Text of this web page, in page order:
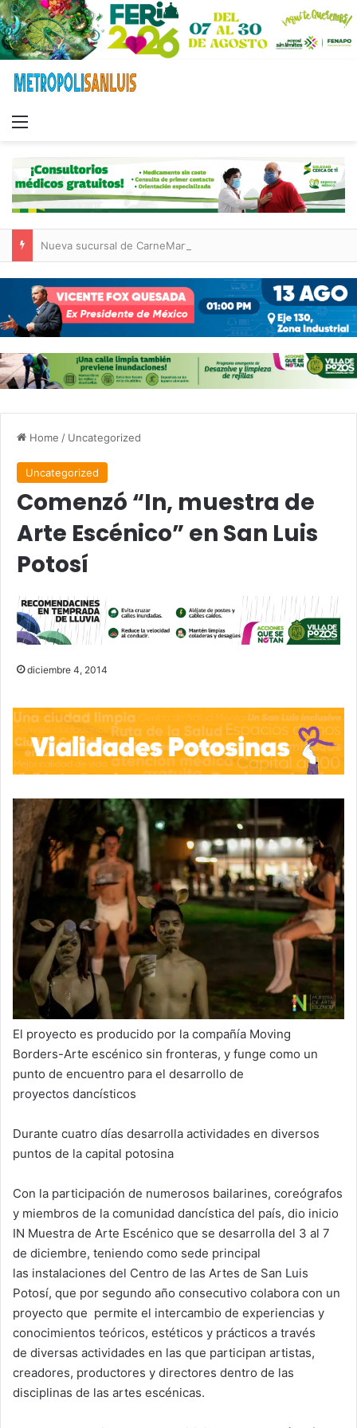
Home / Uncategorized
Uncategorized
Comenzó “In, muestra de
Arte Escénico” en San Luis
Potosí
diciembre 4, 2014
El proyecto es producido por la compañía Moving
Borders-Arte escénico sin fronteras, y funge como un
punto de encuentro para el desarrollo de
proyectos dancísticos
Durante cuatro días desarrolla actividades en diversos
puntos de la capital potosina
Con la participación de numerosos bailarines, coreógrafos
y miembros de la comunidad dancística del país, dio inicio
IN Muestra de Arte Escénico que se desarrolla del 3 al 7
de diciembre, teniendo como sede principal
las instalaciones del Centro de las Artes de San Luis
Potosí, que por segundo año consecutivo colabora con un
proyecto que permite el intercambio de experiencias y
conocimientos teóricos, estéticos y prácticos a través
de diversas actividades en las que participan artistas,
creadores, productores y directores dentro de las
disciplinas de las artes escénicas.